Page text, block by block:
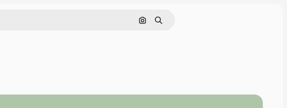
Buscar por imagen
Buscar